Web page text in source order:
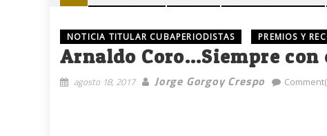
NOTICIA TITULAR CUBAPERIODISTAS PREMIOS Y
Arnaldo Coro…Siempre con
agosto 18, 2017 Jorge Gorgoy Crespo